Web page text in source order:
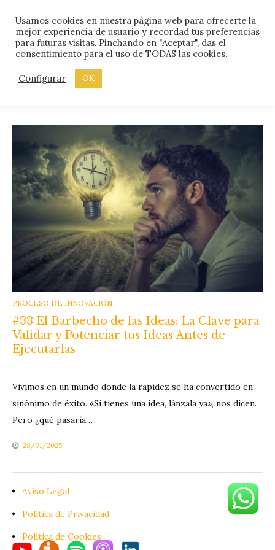
content
Menu
ETIQUETA:MADURAR
CATEGORIES
PROCESO DE INNOVACIÓN
#33 El Barbecho de las Ideas: La Clave para
Validar y Potenciar tus Ideas Antes de
Ejecutarlas
Vivimos en un mundo donde la rapidez se ha convertido en
sinónimo de éxito. «Si tienes una idea, lánzala ya», nos dicen.
Pero ¿qué pasaría…
28/01/2025
Aviso Legal
Política de Privacidad
Política de Cookies
Usamos cookies en nuestra página web para ofrecerte la
mejor experiencia de usuario y recordad tus preferencias
para futuras visitas. Pinchando en "Aceptar", das el
consentimiento para el uso de TODAS las cookies.
Configurar OK